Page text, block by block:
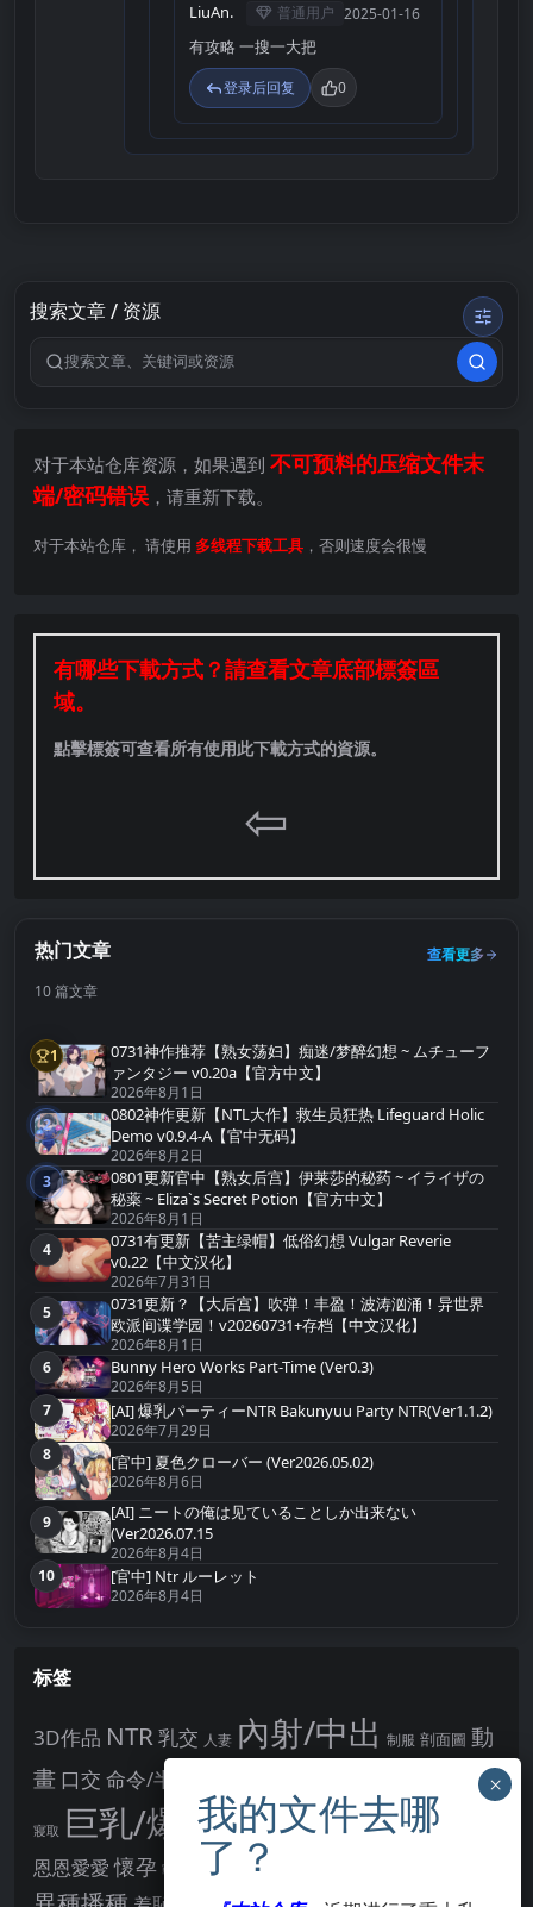
LiuAn. 普通用户 2025-01-16
有攻略 一搜一大把
登录后回复 0
搜索文章 / 资源
搜索关键词
对于本站仓库资源，如果遇到 不可预料的压缩文件末
端/密码错误 ，请重新下载。
对于本站仓库， 请使用 多线程下载工具 ，否则速度会很慢
有哪些下載方式？請查看文章底部標簽區
域。
點擊標簽可查看所有使用此下載方式的資源。
⇦
热门文章
查看更多
10 篇文章
第1名
1
0731神作推荐【熟女荡妇】痴迷/梦醉幻想 ~ ムチューフ
ァンタジー v0.20a【官方中文】
2026年8月1日
第2名
2
0802神作更新【NTL大作】救生员狂热 Lifeguard Holic
Demo v0.9.4-A【官中无码】
2026年8月2日
第3名
3
0801更新官中【熟女后宫】伊莱莎的秘药 ~ イライザの
秘薬 ~ Eliza`s Secret Potion【官方中文】
2026年8月1日
第4名
4
0731有更新【苦主绿帽】低俗幻想 Vulgar Reverie
v0.22【中文汉化】
2026年7月31日
第5名
5
0731更新？【大后宫】吹弹！丰盈！波涛汹涌！异世界
欧派间谍学园！v20260731+存档【中文汉化】
2026年8月1日
第6名
6 Bunny Hero Works Part-Time (Ver0.3)
2026年8月5日
第7名
7 [AI] 爆乳パーティーNTR Bakunyuu Party NTR(Ver1.1.2)
2026年7月29日
第8名
8 [官中] 夏色クローバー (Ver2026.05.02)
2026年8月6日
第9名
9
[AI] ニートの俺は见ていることしか出来ない
(Ver2026.07.15
2026年8月4日
第10名
10 [官中] Ntr ルーレット
2026年8月4日
标签
3D作品 NTR乳交 人妻 內射/中出 制服 剖面圖 動
畫 口交 命令/半推半就 學校/校園
寢取 巨乳/爆乳幻想 強制你播種 強制播種
恩恩愛愛 懷孕 戰鬥H 拘束 教育